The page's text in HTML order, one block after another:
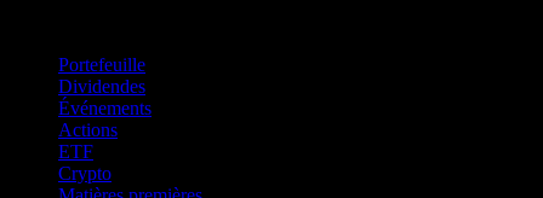
Portefeuille
Dividendes
Événements
Actions
ETF
Crypto